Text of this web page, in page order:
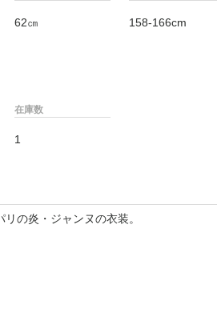
62㎝ 158-166cm
在庫数
1
の炎・ジャンヌの衣装。